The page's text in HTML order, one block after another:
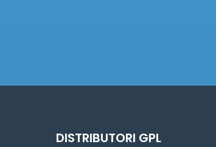
DISTRIBUTORI GPL